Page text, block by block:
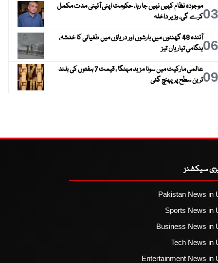
03موجودہ نظام کہیں نہیں جا رہا، حکومت اپنی آئینی مدت مکمل
کرے گی، وزیر داخلہ
06
آئندہ 48 گھنٹوں میں بارشوں اور دریاؤں میں طغیانی کا خدشہ،
ہنگامی تیاریاں تیز
09
عالمی مارکیٹ میں سونا مزید مہنگا ، قیمت 7 ہفتوں کی بلند
ترین سطح پر پہنچ گئی
سیکشنز
Pakistan News in
Sports News in
Business News in
Tech News in
Entertainment News in